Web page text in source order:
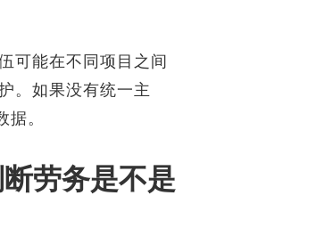
可能在不同项目之间
。如果没有统一主
。
劳务是不是